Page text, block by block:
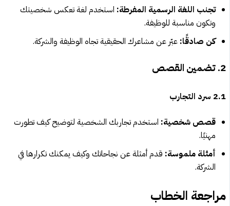
تجنب اللغة الرسمية المفرطة: استخدم لغة تعكس شخصيتك
وتكون مناسبة للوظيفة.
كن صادقًا: عبّر عن مشاعرك الحقيقية تجاه الوظيفة والشركة.
2. تضمين القصص
2.1 سرد التجارب
قصص شخصية: استخدم تجاربك الشخصية لتوضيح كيف تطورت
مهنيًا.
أمثلة ملموسة: قدم أمثلة عن نجاحاتك وكيف يمكنك تكرارها في
الشركة.
مراجعة الخطاب